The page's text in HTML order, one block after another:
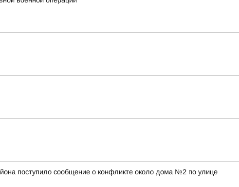
поступило сообщение о конфликте около дома №2 по улице